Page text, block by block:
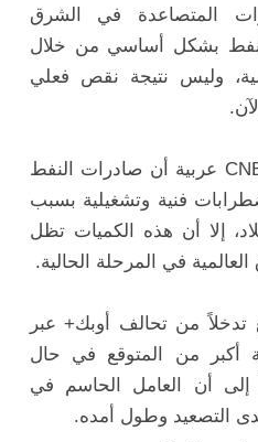
المتصاعدة في الشرق
بشكل أساسي من خلال
وليس نتيجة نقص فعلي
وأوضح في تصريحات لـ CNBC عربية أن صادرات النفط
فنية وتشغيلية بسبب
إلا أن هذه الكميات تظل
في المرحلة الحالية.
تدخلاً من تحالف أوبك+ عبر
أكبر من المتوقع في حال
إلى أن العامل الحاسم في
التصعيد وطول أمده.